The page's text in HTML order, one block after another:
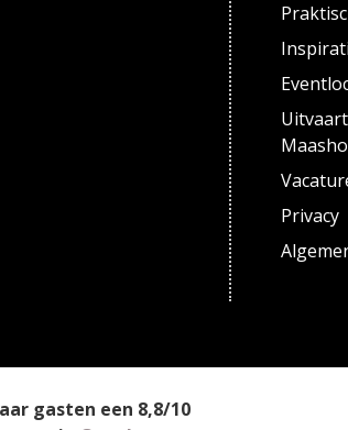
Privacy
gasten een 8,8/10